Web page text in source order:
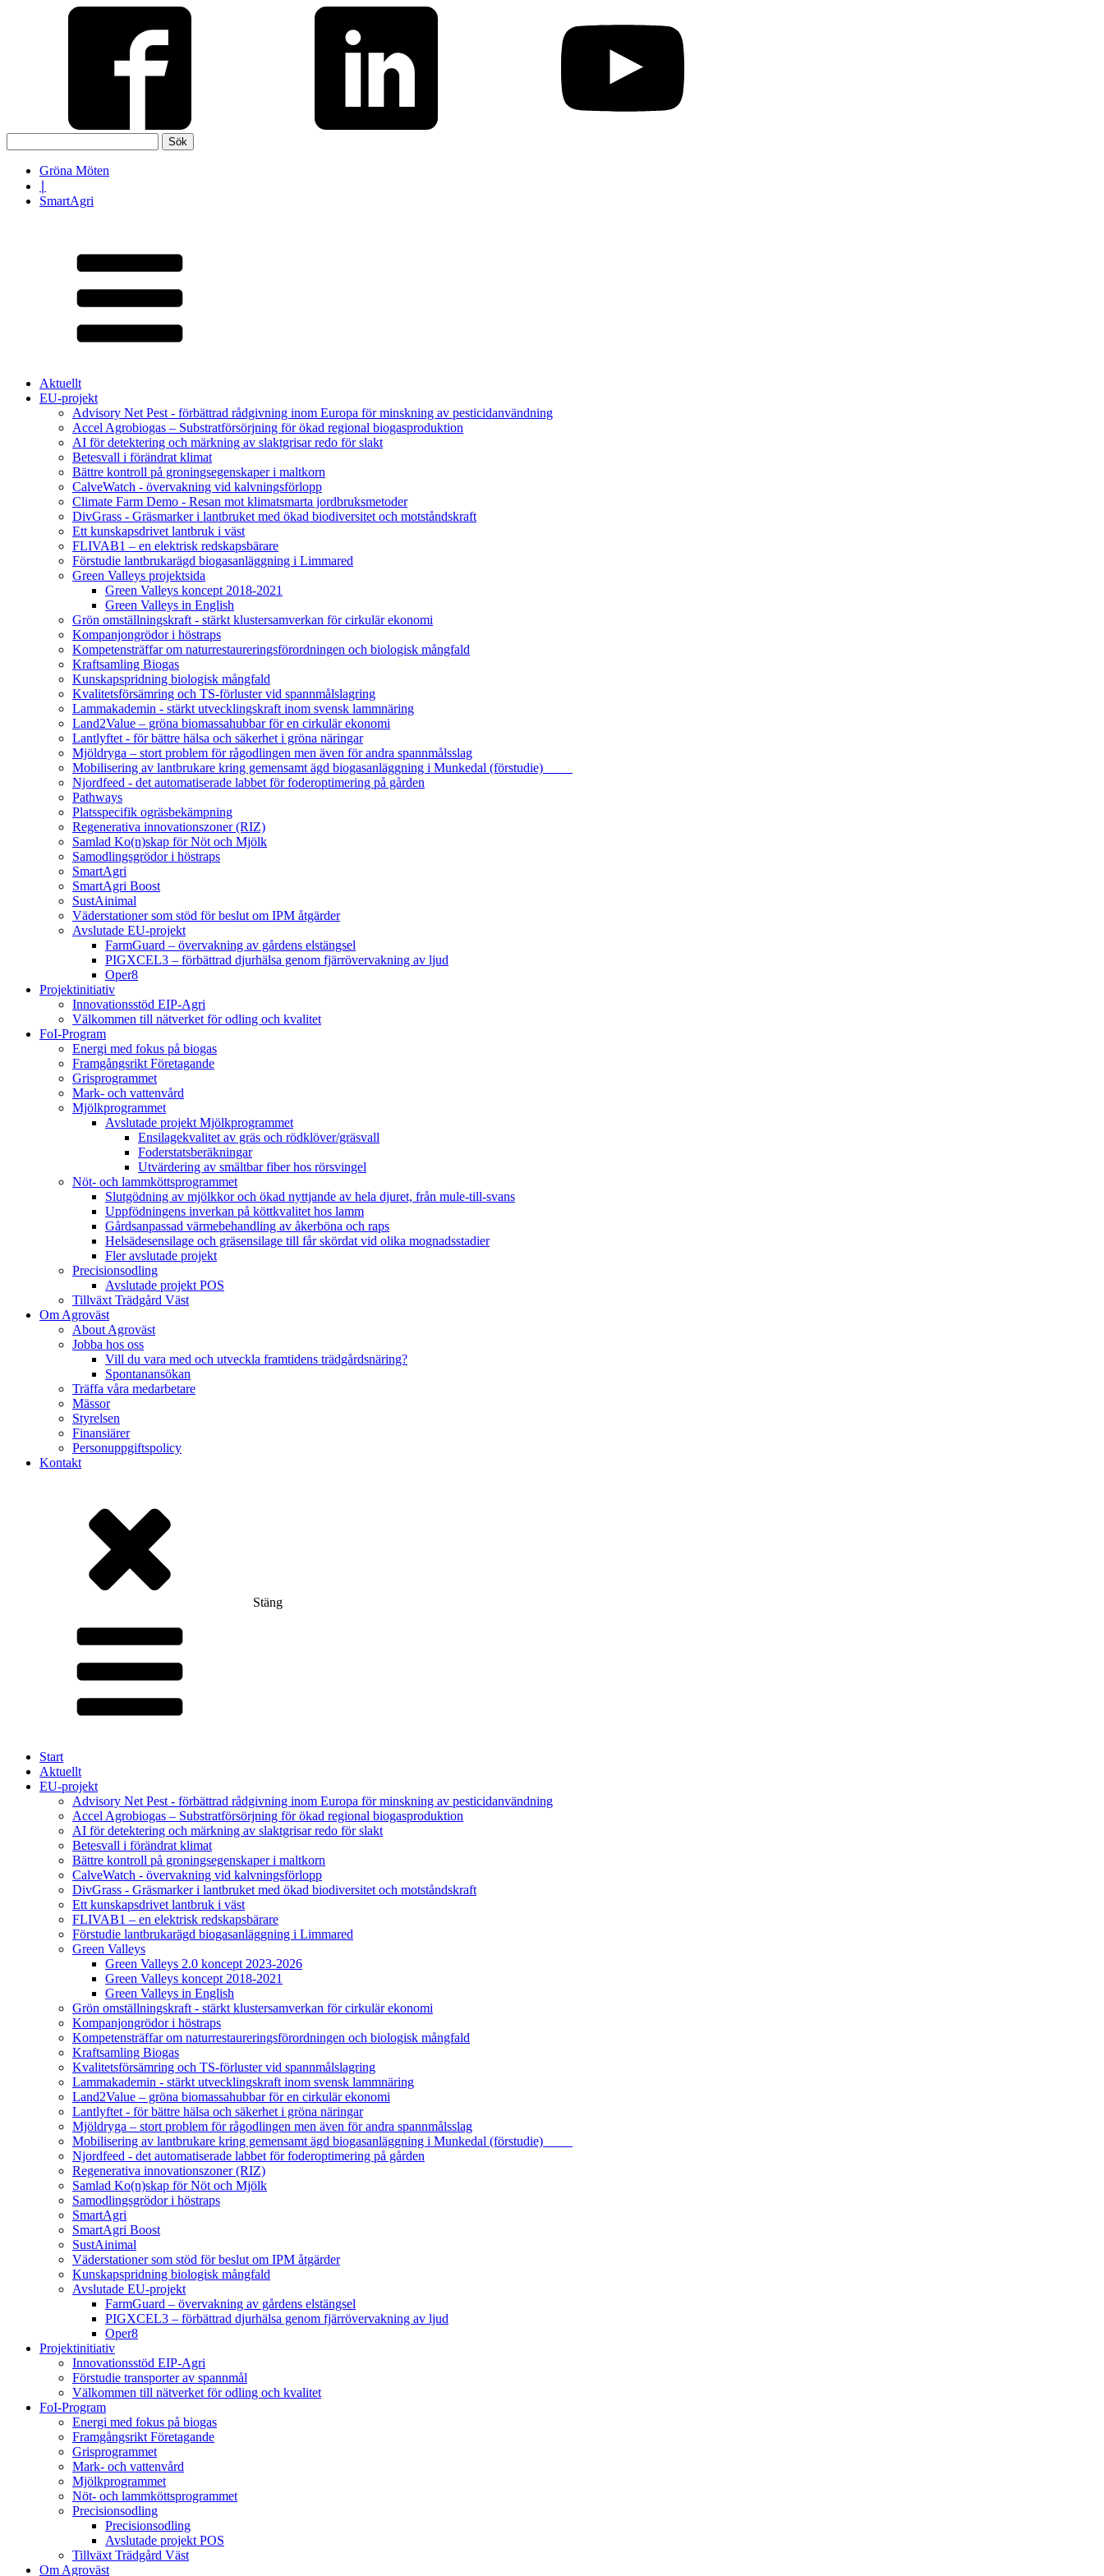
efter:
Gröna Möten
SmartAgri
Aktuellt
EU-projekt
Advisory Net Pest - förbättrad rådgivning inom Europa för minskning av pesticidanvändning
Accel Agrobiogas – Substratförsörjning för ökad regional biogasproduktion
AI för detektering och märkning av slaktgrisar redo för slakt
Betesvall i förändrat klimat
Bättre kontroll på groningsegenskaper i maltkorn
CalveWatch - övervakning vid kalvningsförlopp
Climate Farm Demo - Resan mot klimatsmarta jordbruksmetoder
DivGrass - Gräsmarker i lantbruket med ökad biodiversitet och motståndskraft
Ett kunskapsdrivet lantbruk i väst
FLIVAB1 – en elektrisk redskapsbärare
Förstudie lantbrukarägd biogasanläggning i Limmared
Green Valleys projektsida
Green Valleys koncept 2018-2021
Green Valleys in English
Grön omställningskraft - stärkt klustersamverkan för cirkulär ekonomi
Kompanjongrödor i höstraps
Kompetensträffar om naturrestaureringsförordningen och biologisk mångfald
Kraftsamling Biogas
Kunskapspridning biologisk mångfald
Kvalitetsförsämring och TS-förluster vid spannmålslagring
Lammakademin - stärkt utvecklingskraft inom svensk lammnäring
Land2Value – gröna biomassahubbar för en cirkulär ekonomi
Lantlyftet - för bättre hälsa och säkerhet i gröna näringar
Mjöldryga – stort problem för rågodlingen men även för andra spannmålsslag
Mobilisering av lantbrukare kring gemensamt ägd biogasanläggning i Munkedal (förstudie)
Njordfeed - det automatiserade labbet för foderoptimering på gården
Pathways
Platsspecifik ogräsbekämpning
Regenerativa innovationszoner (RIZ)
Samlad Ko(n)skap för Nöt och Mjölk
Samodlingsgrödor i höstraps
SmartAgri
SmartAgri Boost
SustAinimal
Väderstationer som stöd för beslut om IPM åtgärder
Avslutade EU-projekt
FarmGuard – övervakning av gårdens elstängsel
PIGXCEL3 – förbättrad djurhälsa genom fjärrövervakning av ljud
Oper8
Projektinitiativ
Innovationsstöd EIP-Agri
Välkommen till nätverket för odling och kvalitet
FoI-Program
Energi med fokus på biogas
Framgångsrikt Företagande
Grisprogrammet
Mark- och vattenvård
Mjölkprogrammet
Avslutade projekt Mjölkprogrammet
Ensilagekvalitet av gräs och rödklöver/gräsvall
Foderstatsberäkningar
Utvärdering av smältbar fiber hos rörsvingel
Nöt- och lammköttsprogrammet
Slutgödning av mjölkkor och ökad nyttjande av hela djuret, från mule-till-svans
Uppfödningens inverkan på köttkvalitet hos lamm
Gårdsanpassad värmebehandling av åkerböna och raps
Helsädesensilage och gräsensilage till får skördat vid olika mognadsstadier
Fler avslutade projekt
Precisionsodling
Avslutade projekt POS
Tillväxt Trädgård Väst
Om Agroväst
About Agroväst
Jobba hos oss
Vill du vara med och utveckla framtidens trädgårdsnäring?
Spontanansökan
Träffa våra medarbetare
Mässor
Styrelsen
Finansiärer
Personuppgiftspolicy
Kontakt
Stäng
Start
Aktuellt
EU-projekt
Advisory Net Pest - förbättrad rådgivning inom Europa för minskning av pesticidanvändning
Accel Agrobiogas – Substratförsörjning för ökad regional biogasproduktion
AI för detektering och märkning av slaktgrisar redo för slakt
Betesvall i förändrat klimat
Bättre kontroll på groningsegenskaper i maltkorn
CalveWatch - övervakning vid kalvningsförlopp
DivGrass - Gräsmarker i lantbruket med ökad biodiversitet och motståndskraft
Ett kunskapsdrivet lantbruk i väst
FLIVAB1 – en elektrisk redskapsbärare
Förstudie lantbrukarägd biogasanläggning i Limmared
Green Valleys
Green Valleys 2.0 koncept 2023-2026
Green Valleys koncept 2018-2021
Green Valleys in English
Grön omställningskraft - stärkt klustersamverkan för cirkulär ekonomi
Kompanjongrödor i höstraps
Kompetensträffar om naturrestaureringsförordningen och biologisk mångfald
Kraftsamling Biogas
Kvalitetsförsämring och TS-förluster vid spannmålslagring
Lammakademin - stärkt utvecklingskraft inom svensk lammnäring
Land2Value – gröna biomassahubbar för en cirkulär ekonomi
Lantlyftet - för bättre hälsa och säkerhet i gröna näringar
Mjöldryga – stort problem för rågodlingen men även för andra spannmålsslag
Mobilisering av lantbrukare kring gemensamt ägd biogasanläggning i Munkedal (förstudie)
Njordfeed - det automatiserade labbet för foderoptimering på gården
Regenerativa innovationszoner (RIZ)
Samlad Ko(n)skap för Nöt och Mjölk
Samodlingsgrödor i höstraps
SmartAgri
SmartAgri Boost
SustAinimal
Väderstationer som stöd för beslut om IPM åtgärder
Kunskapspridning biologisk mångfald
Avslutade EU-projekt
FarmGuard – övervakning av gårdens elstängsel
PIGXCEL3 – förbättrad djurhälsa genom fjärrövervakning av ljud
Oper8
Projektinitiativ
Innovationsstöd EIP-Agri
Förstudie transporter av spannmål
Välkommen till nätverket för odling och kvalitet
FoI-Program
Energi med fokus på biogas
Framgångsrikt Företagande
Grisprogrammet
Mark- och vattenvård
Mjölkprogrammet
Nöt- och lammköttsprogrammet
Precisionsodling
Precisionsodling
Avslutade projekt POS
Tillväxt Trädgård Väst
Om Agroväst